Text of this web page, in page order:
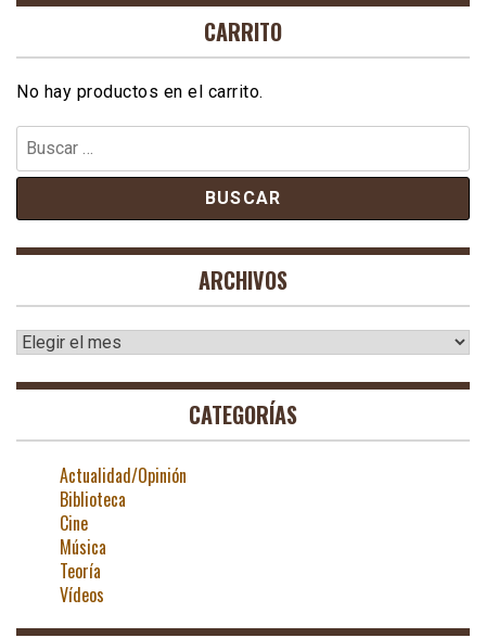
CARRITO
No hay productos en el carrito.
Buscar:
ARCHIVOS
Archivos
CATEGORÍAS
Actualidad/Opinión
Biblioteca
Cine
Música
Teoría
Vídeos